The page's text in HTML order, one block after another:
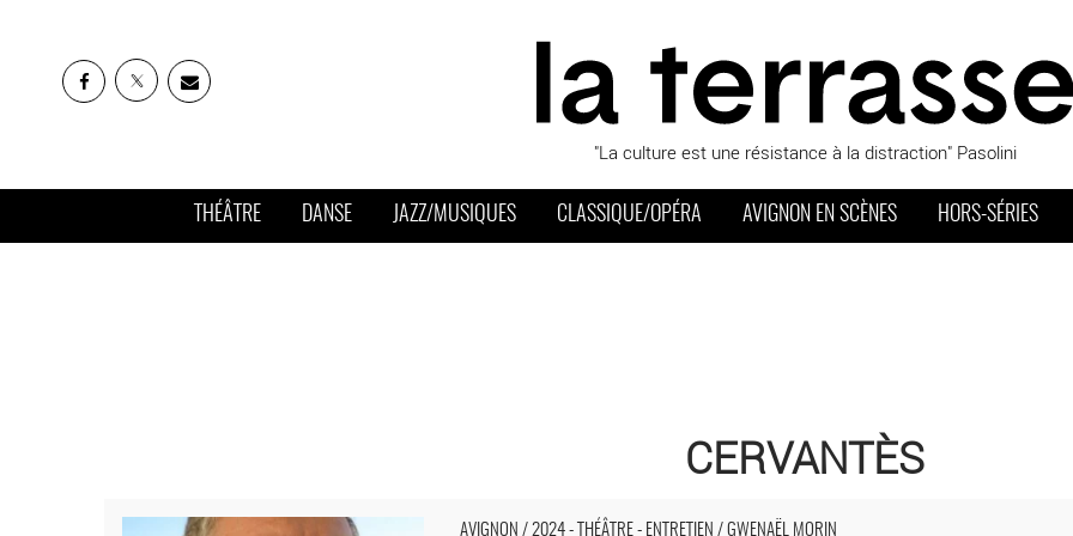
"La culture est une résistance à la distraction" Pasolini
THÉÂTRE DANSE JAZZ/MUSIQUES CLASSIQUE/OPÉRA AVIGNON EN SCÈNES HORS-SÉRIES
CERVANTÈS
AVIGNON / 2024 - THÉÂTRE - ENTRETIEN / GWENAËL MORIN
« Quichotte », Gwenaël Morin part à l’assaut du chef-d’œuvre de Cervantès - Critique sortie Avignon / 2024 Avignon Festival